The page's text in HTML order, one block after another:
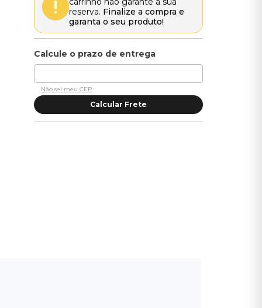
reserva. Finalize a compra e
garanta o seu produto!
Não sei meu CEP